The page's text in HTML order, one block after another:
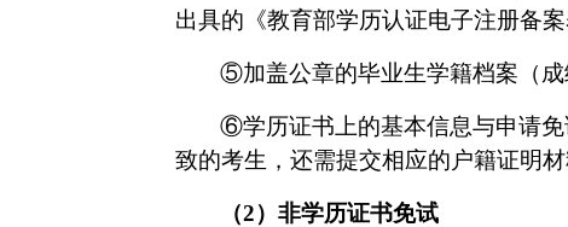
出具的《教育部学历认证电子注册备
⑤加盖公章的毕业生学籍档案（成
⑥学历证书上的基本信息与申请
致的考生，还需提交相应的户籍证明材
（2） 非学历证书免试